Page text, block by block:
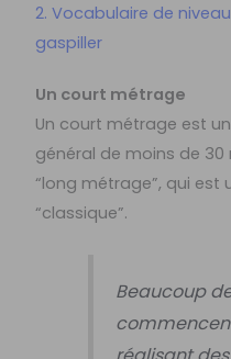
2. Vocabulaire de
gaspiller
Un court métrage
Un court métrage est un
général de moins de 30
“long métrage”, qui est
“classique”.
Beaucoup